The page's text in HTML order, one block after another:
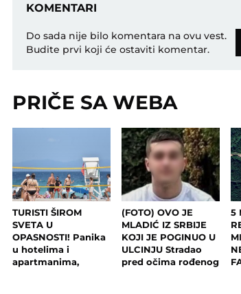
KOMENTARI
Do sada nije bilo komentara na ovu vest.
Budite prvi koji će ostaviti komentar.
PRIČE SA WEBA
TURISTI ŠIROM
SVETA U
OPASNOSTI! Panika
u hotelima i
apartmanima,
(FOTO) OVO JE
MLADIĆ IZ SRBIJE
KOJI JE POGINUO U
ULCINJU Stradao
pred očima rođenog
5